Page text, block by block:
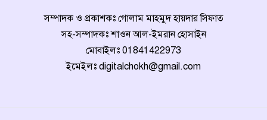
সম্পাদক ও প্রকাশকঃ গোলাম মাহমুদ হায়দার সিফাত
সহ-সম্পাদকঃ শাওন আল-ইমরান হোসাইন
মোবাইলঃ 01841422973
ইমেইলঃ digitalchokh@gmail.com